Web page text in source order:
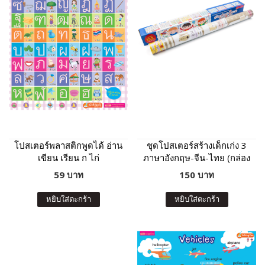
โปสเตอร์พลาสติกพูดได้ อ่าน
เขียน เรียน ก ไก่
59 บาท
หยิบใส่ตะกร้า
ชุดโปสเตอร์สร้างเด็กเก่ง 3
ภาษาอังกฤษ-จีน-ไทย (กล่อง
น้ำเงิน)
150 บาท
หยิบใส่ตะกร้า